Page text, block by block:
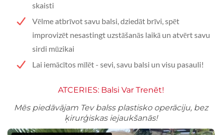
skaisti
Vēlme atbrīvot savu balsi, dziedāt brīvi, spēt
improvizēt nesastingt uzstāšanās laikā un atvērt savu
sirdi mūzikai
Lai iemācītos mīlēt - sevi, savu balsi un visu pasauli!
ATCERIES: Balsi Var Trenēt!
Mēs piedāvājam Tev balss plastisko operāciju, bez
ķirurģiskas iejaukšanās!